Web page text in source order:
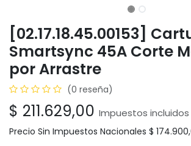
[02.17.18.45.00153]
Smartsync 45A Corte
por Arrastre
(0 reseña)
$ 211.629,00 Impuestos incluidos
Precio Sin Impuestos Nacionales $